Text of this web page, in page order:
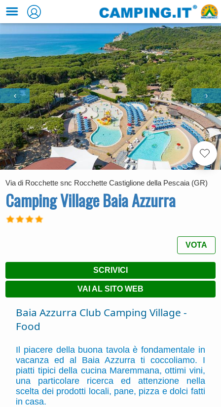
‹ ›
Via di Rocchette snc Rocchette Castiglione della Pescaia (GR)
Camping Village Baia Azzurra
VOTA
SCRIVICI
VAI AL SITO WEB
Baia Azzurra Club Camping Village -
Food
Il piacere della buona tavola è fondamentale in
vacanza ed al Baia Azzurra ti coccoliamo. I
piatti tipici della cucina Maremmana, ottimi vini,
una particolare ricerca ed attenzione nella
scelta dei prodotti locali, pane, pizza e dolci fatti
in casa.